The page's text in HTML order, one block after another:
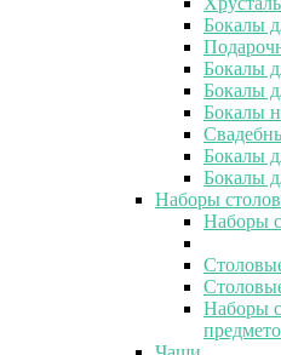
Бокалы
Бокалы
Бокалы
Бокалы
Бокалы
Бокалы
Наборы
Наборы
Наборы